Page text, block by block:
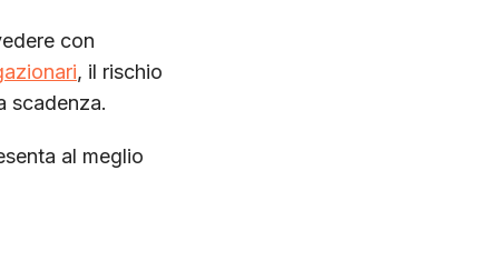
con
, il rischio
scadenza.
al meglio